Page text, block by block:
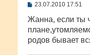
С
о
щ
е
23.07.2010 17:51
Жанна, если ты
родов бывает